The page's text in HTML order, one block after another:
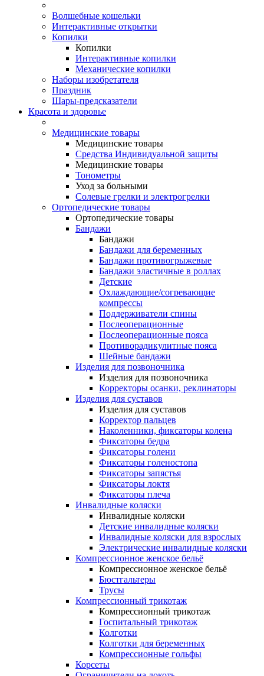
Волшебные кошельки
Интерактивные открытки
Копилки
Копилки
Интерактивные копилки
Механические копилки
Наборы изобретателя
Праздник
Шары-предсказатели
Красота и здоровье
Медицинские товары
Медицинские товары
Средства Индивидуальной защиты
Медицинские товары
Тонометры
Уход за больными
Солевые грелки и электрогрелки
Ортопедические товары
Ортопедические товары
Бандажи
Бандажи
Бандажи для беременных
Бандажи противогрыжевые
Бандажи эластичные в роллах
Детские
Охлаждающие/согревающие
компрессы
Поддерживатели спины
Послеоперационные
Послеоперационные пояса
Противорадикулитные пояса
Шейные бандажи
Изделия для позвоночника
Изделия для позвоночника
Корректоры осанки, реклинаторы
Изделия для суставов
Изделия для суставов
Корректор пальцев
Наколенники, фиксаторы колена
Фиксаторы бедра
Фиксаторы голени
Фиксаторы голеностопа
Фиксаторы запястья
Фиксаторы локтя
Фиксаторы плеча
Инвалидные коляски
Инвалидные коляски
Детские инвалидные коляски
Инвалидные коляски для взрослых
Электрические инвалидные коляски
Компрессионное женское бельё
Компрессионное женское бельё
Бюстгальтеры
Трусы
Компрессионный трикотаж
Компрессионный трикотаж
Госпитальный трикотаж
Колготки
Колготки для беременных
Компрессионные гольфы
Корсеты